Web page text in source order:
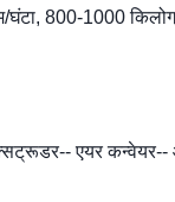
घंटा, 800-1000
एयर